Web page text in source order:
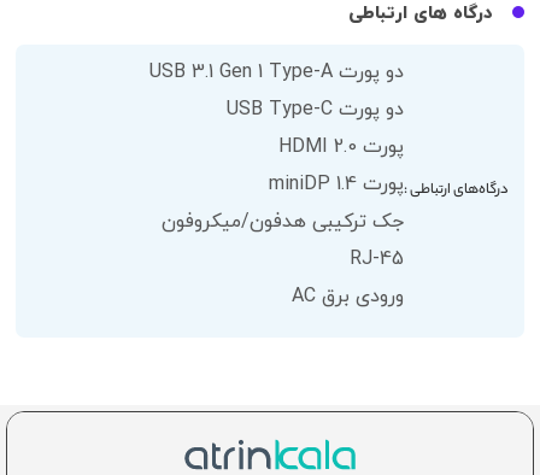
درگاه های ارتباطی
درگاه‌های ارتباطی :
دو پورت USB 3.1 Gen 1 Type-A
دو پورت USB Type-C
پورت HDMI 2.0
پورت miniDP 1.4
جک ترکیبی هدفون/میکروفون
RJ-45
ورودی برق AC